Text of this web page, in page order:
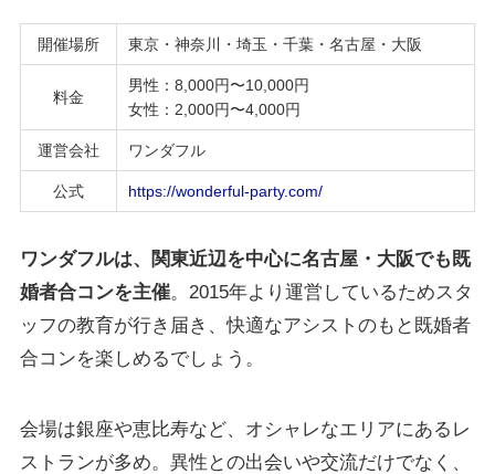
開催場所 東京・神奈川・埼玉・千葉・名古屋・大阪
料金
男性：8,000円〜10,000円
女性：2,000円〜4,000円
運営会社 ワンダフル
公式 https://wonderful-party.com/
ワンダフルは、関東近辺を中心に名古屋・ 大阪でも 既
婚者合コンを主催。2015年より運営しているためスタ
ッフの教育が行き届き、快適なアシストのもと既婚者
合コンを楽しめるでしょう。
会場は銀座や恵比寿など、オシャレなエリアにあるレ
ストランが多め。異性との出会いや交流だけでなく、